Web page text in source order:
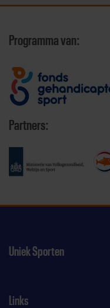
Programma van:
Partners:
Uniek Sporten
Links